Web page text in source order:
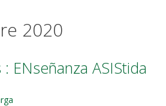
2020
ENseñanza ASIStida